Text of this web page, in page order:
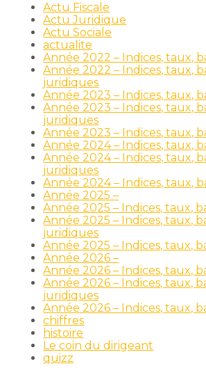
Actu Fiscale
Actu Juridique
Actu Sociale
actualite
Année 2022 – Indices, taux,
Année 2022 – Indices, taux,
juridiques
Année 2023 – Indices, taux,
Année 2023 – Indices, taux,
juridiques
Année 2023 – Indices, taux,
Année 2024 – Indices, taux,
Année 2024 – Indices, taux,
juridiques
Année 2024 – Indices, taux,
Année 2025 –
Année 2025 – Indices, taux,
Année 2025 – Indices, taux,
juridiques
Année 2025 – Indices, taux,
Année 2026 –
Année 2026 – Indices, taux,
Année 2026 – Indices, taux,
juridiques
Année 2026 – Indices, taux,
chiffres
histoire
Le coin du dirigeant
quizz